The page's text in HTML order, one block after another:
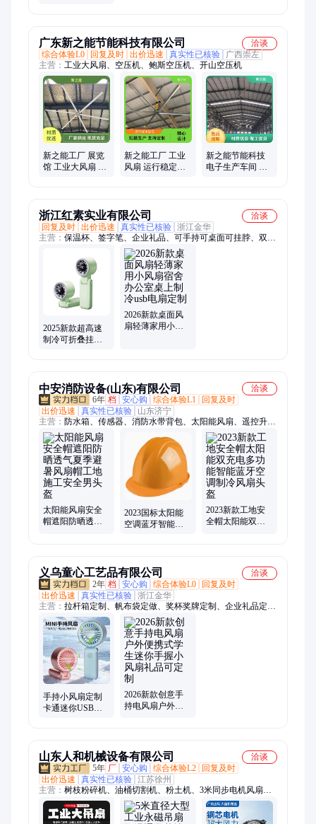
广东新之能节能科技有限公司
洽谈
综合体验L0
回复及时 出价迅速 真实性已核验
广西崇左
主营： 工业大风扇、空压机、鲍斯空压机、开山空压机
新之能工厂 展览
馆 工业大风扇 降
新之能工厂 工业
风扇 运行稳定耐
新之能节能科技
电子生产车间 工
浙江红素实业有限公司
洽谈
回复及时 出价迅速 真实性已核验 浙江金华
主营： 保温杯、签字笔、企业礼品、可手持可桌面可挂脖、双肩
包、行李箱、礼品定制、节日礼品、福利礼品、促销礼品、宣传
礼品、创意礼品、展会礼品、活动礼品、商务礼品、会议伴手
礼、周年纪念品、客户随手礼、笔记本、伴手礼、商务伴手礼、
文创礼品、工装定做、公司礼品定制、员工福利礼品、中秋节礼
品定制
2025新款超高速
制冷可折叠挂脖
2026新款桌面风
扇轻薄家用小风
中安消防设备(山东)有限公司
洽谈
6年 档 安心购 综合体验L1
回复及时
出价迅速
真实性已核验
山东济宁
主营： 防水箱、传感器、消防水带背包、太阳能风扇、遥控升降
履带底盘
太阳能风扇安全
帽遮阳防晒透气
2023国标太阳能
空调蓝牙智能带
2023新款工地安
全帽太阳能双充
义乌童心工艺品有限公司
洽谈
2年 档 安心购 综合体验L0
回复及时
出价迅速
真实性已核验 浙江金华
主营： 拉杆箱定制、帆布袋定做、奖杯奖牌定制、企业礼品定
制、保温杯定制、茶具定制、礼品套装定制、冰箱贴定制、文创
礼品定制、商务礼品定制、运动包定制、伴手礼定制、毛绒公仔
定制、高端礼品定制、节日礼品定制、员工伴手礼定制、POLO
衫定制、定制礼盒、笔记本定制、办公礼品定制、周年庆礼品定
制、T恤文化衫定制、钛杯定制、纪念章定制
手持小风扇定制
卡通迷你USB充
2026新款创意手
持电风扇户外便
山东人和机械设备有限公司
洽谈
5年 厂 安心购 综合体验L2
回复及时
出价迅速
真实性已核验 江苏徐州
主营： 树枝粉碎机、油桶切割机、粉土机、3米同步电机风扇、
三辊轴摊铺机、座驾抹光机、挖掘机、洗桶机